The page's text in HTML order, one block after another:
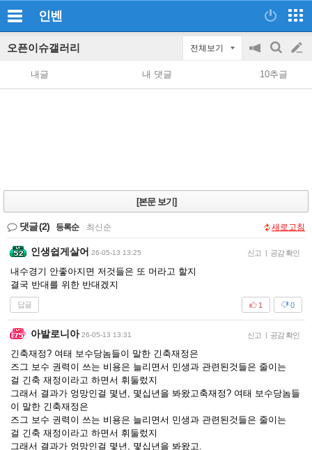
인벤
오픈이슈갤러리 전체보기
공
지
on/off
검
색
글
쓰
내글 내 댓글 10추글
[본문 보기]
댓글(2) 등록순 최신순 새로고침
인생쉽게살어 26-05-13 13:25 신고 | 공감 확인
내수경기 안좋아지면 저것들은 또 머라고 할지
결국 반대를 위한 반대겠지
답글 0
1
아발로니아 26-05-13 13:31 신고 | 공감 확인
긴축재정? 여태 보수당놈들이 말한 긴축재정은
즈그 보수 권력이 쓰는 비용은 늘리면서 민생과 관련된것들은 줄이는
걸 긴축 재정이라고 하면서 휘둘렀지
그래서 결과가 엉망인걸 몇년, 몇십년을 봐왔고축재정? 여태 보수당놈들
이 말한 긴축재정은
즈그 보수 권력이 쓰는 비용은 늘리면서 민생과 관련된것들은 줄이는
걸 긴축 재정이라고 하면서 휘둘렀지
그래서 결과가 엉망인걸 몇년, 몇십년을 봐왔고.